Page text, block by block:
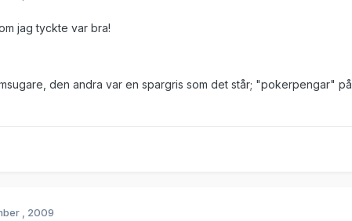
jag tyckte var bra!
den andra var en spargris som det står; "pokerpengar" på
, 2009